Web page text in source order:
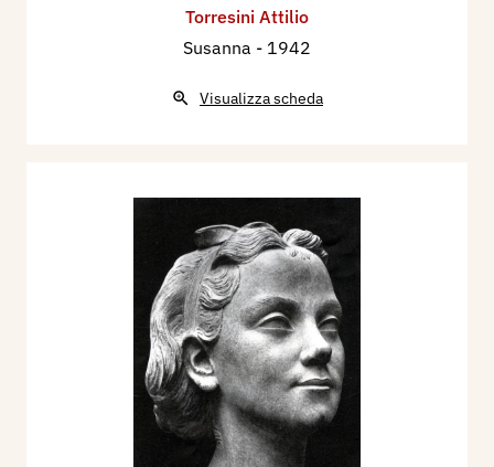
Torresini Attilio
Susanna - 1942
Visualizza scheda